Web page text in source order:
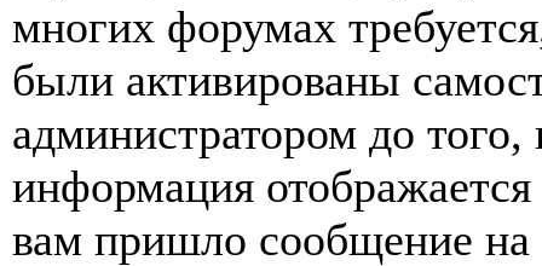
многих форумах
были активированы
администратором до
информация
вам пришло сообщение